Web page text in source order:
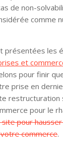
de non-
comme
présentées les
et
pour finir
prise en
pour le
pour
commerce.